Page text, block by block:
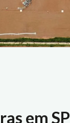
em SP